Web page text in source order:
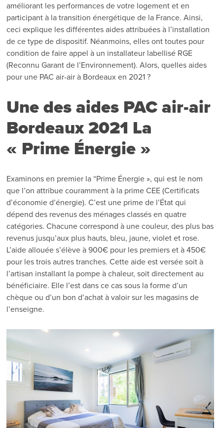
améliorant les performances de votre logement et en
participant à la transition énergétique de la France. Ainsi,
ceci explique les différentes aides attribuées à l’installation
de ce type de dispositif. Néanmoins, elles ont toutes pour
condition de faire appel à un installateur labellisé RGE
(Reconnu Garant de l’Environnement). Alors, quelles aides
pour une PAC air-air à Bordeaux en 2021 ?
Une des aides PAC air-air
Bordeaux 2021 La
« Prime Énergie »
Examinons en premier la “Prime Énergie », qui est le nom
que l’on attribue couramment à la prime CEE (Certificats
d’économie d’énergie). C’est une prime de l’État qui
dépend des revenus des ménages classés en quatre
catégories. Chacune correspond à une couleur, des plus bas
revenus jusqu’aux plus hauts, bleu, jaune, violet et rose.
L’aide allouée s’élève à 900€ pour les premiers et à 450€
pour les trois autres tranches. Cette aide est versée soit à
l’artisan installant la pompe à chaleur, soit directement au
bénéficiaire. Elle l’est dans ce cas sous la forme d’un
chèque ou d’un bon d’achat à valoir sur les magasins de
l’enseigne.